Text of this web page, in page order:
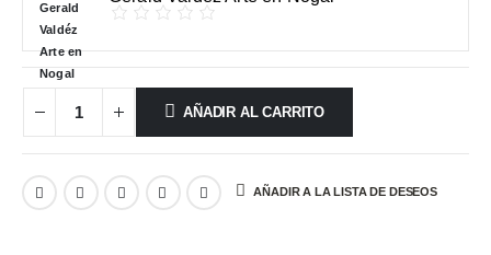
AÑADIR AL CARRITO
AÑADIR A LA LISTA DE DESEOS